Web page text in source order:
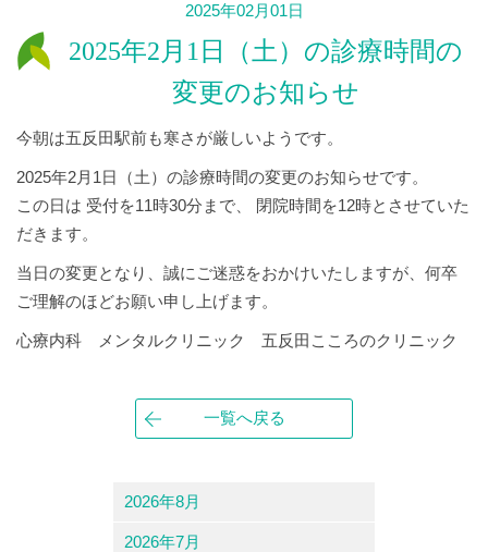
2025年02月01日
2025年2月1日（土）の診療時間の
変更のお知らせ
今朝は五反田駅前も寒さが厳しいようです。
2025年2月1日（土）の診療時間の変更のお知らせです。
この日は 受付を11時30分まで、 閉院時間を12時とさせていた
だきます。
当日の変更となり、誠にご迷惑をおかけいたしますが、何卒
ご理解のほどお願い申し上げます。
心療内科 メンタルクリニック 五反田こころのクリニック
一覧へ戻る
2026年8月
2026年7月